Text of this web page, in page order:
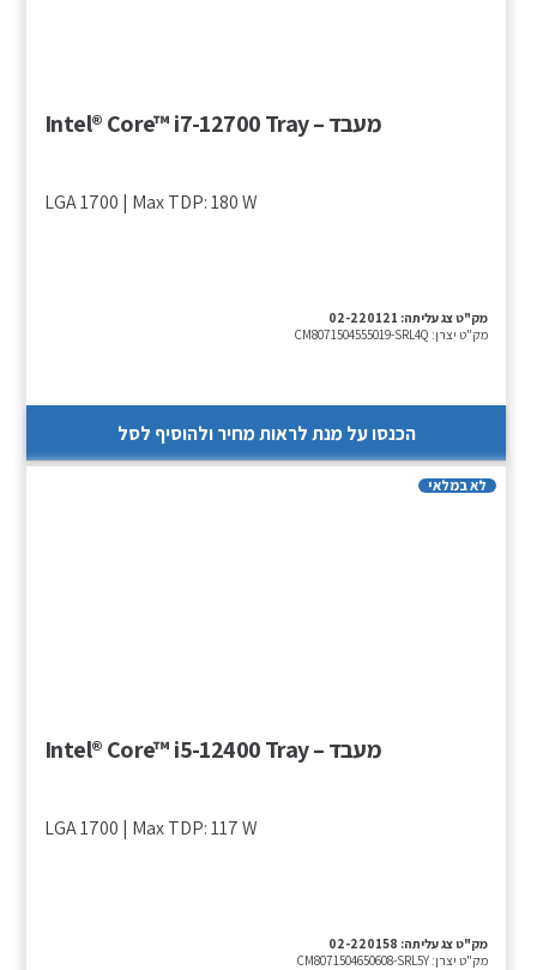
מעבד – Intel® Core™ i7-12700 Tray
LGA 1700 | Max TDP: 180 W
מק"ט צג עליתה: 02-220121
מק"ט יצרן: CM8071504555019-SRL4Q
הכנסו על מנת לראות מחיר ולהוסיף לסל
לא במלאי
מעבד – Intel® Core™ i5-12400 Tray
LGA 1700 | Max TDP: 117 W
מק"ט צג עליתה: 02-220158
מק"ט יצרן: CM8071504650608-SRL5Y